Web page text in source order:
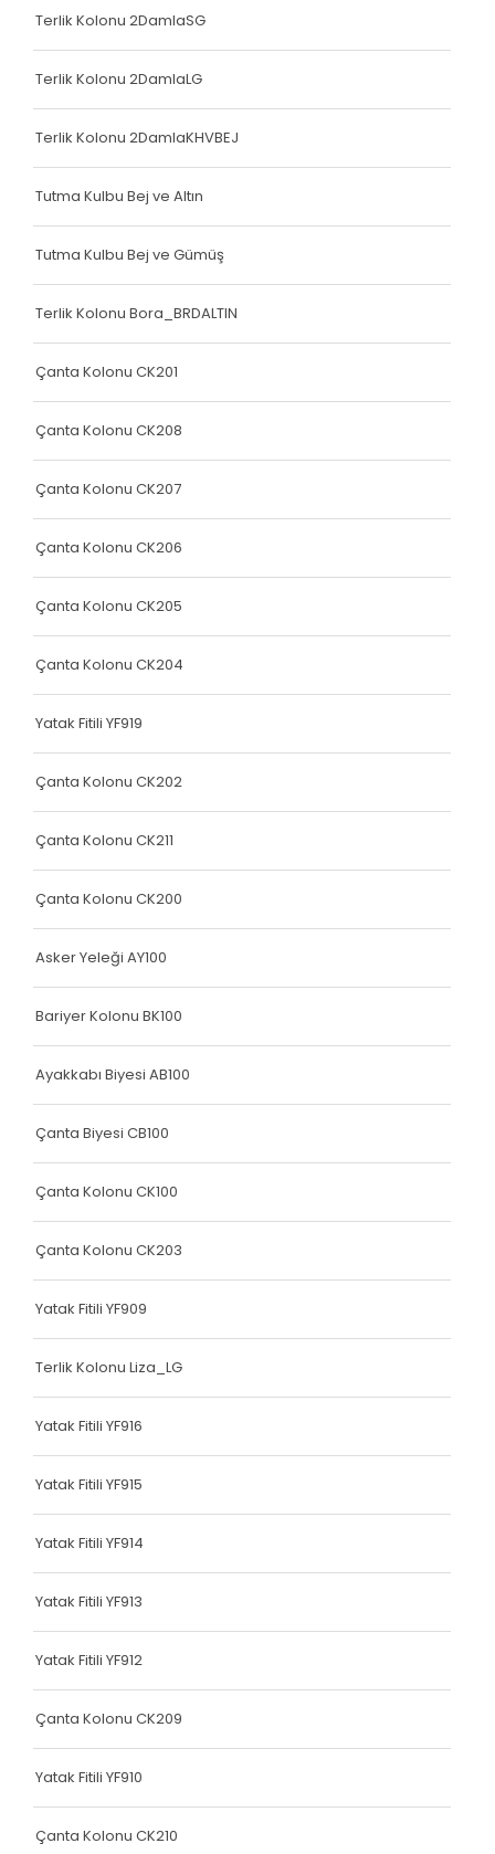
Çanta Kolonu
Yatak Fitili
Yatak Fitili
Yatak Fitili
Yatak Fitili
Çanta Kolonu
Çanta Kolonu
Yatak Fitili
Yatak Fitili
Yatak Fitili
Yatak Fitili
Yatak Fitili
Terlik Kolonu
Hava Kapsülü
Yatak Fitili
Yatak Fitili
Elastik Kolon Siyah Seri
Elastik Kolon Mavi Seri
Elastik Kolon Yeşil Seri
Hava Kapsülü
Dokuma Lastiği
Dokuma Lastiği
Dokuma Lastiği
Dokuma Lastiği
Dokuma Lastiği
Dokuma Lastiği
Hava Kapsülü
Hava Kapsülü
Hava Kapsülü
Terlik Kolonu 2DamlaSG
Terlik Kolonu 2DamlaLG
Terlik Kolonu 2DamlaKHVBEJ
Tutma Kulbu Bej ve Altın
Tutma Kulbu Bej ve Gümüş
Terlik Kolonu Bora_BRDALTIN
Çanta Kolonu CK201
Çanta Kolonu CK208
Çanta Kolonu CK207
Çanta Kolonu CK206
Çanta Kolonu CK205
Çanta Kolonu CK204
Yatak Fitili YF919
Çanta Kolonu CK202
Çanta Kolonu CK211
Çanta Kolonu CK200
Asker Yeleği AY100
Bariyer Kolonu BK100
Ayakkabı Biyesi AB100
Çanta Biyesi CB100
Çanta Kolonu CK100
Çanta Kolonu CK203
Yatak Fitili YF909
Terlik Kolonu Liza_LG
Yatak Fitili YF916
Yatak Fitili YF915
Yatak Fitili YF914
Yatak Fitili YF913
Yatak Fitili YF912
Çanta Kolonu CK209
Yatak Fitili YF910
Çanta Kolonu CK210